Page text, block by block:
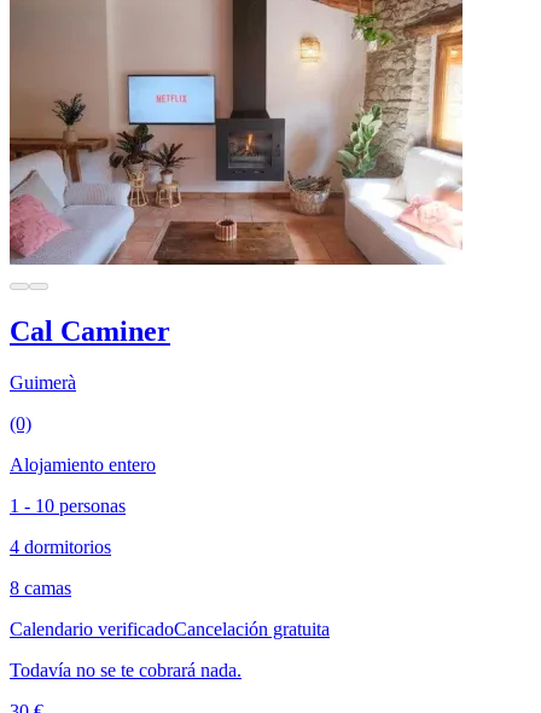
Cal Caminer
Guimerà
(0)
Alojamiento entero
1 - 10 personas
4 dormitorios
8 camas
Calendario verificadoCancelación gratuita
Todavía no se te cobrará nada.